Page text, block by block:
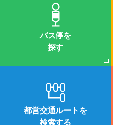
バス停を
探す
都営交通ルートを
検索する